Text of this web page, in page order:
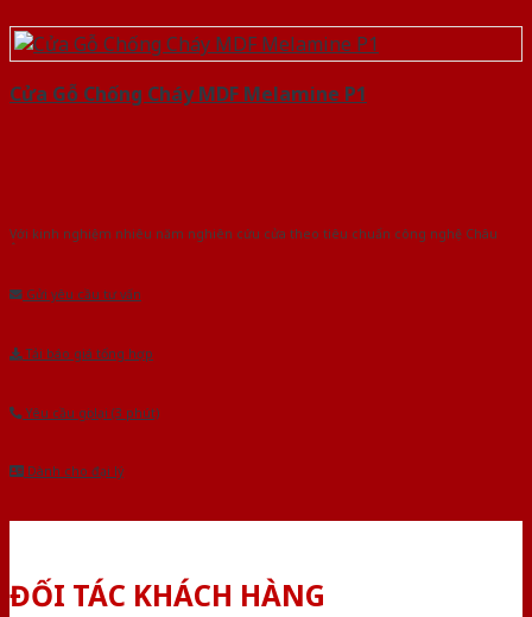
Cửa Gỗ Chống Cháy MDF Melamine P1
Với kinh nghiệm nhiêu năm nghiên cứu cửa theo tiêu chuẩn công nghệ Châu
Gửi yêu cầu tư vấn
Tải báo giá tổng hợp
Yêu cầu gọi lại (3 phút)
Dành cho đại lý
ĐỐI TÁC KHÁCH HÀNG